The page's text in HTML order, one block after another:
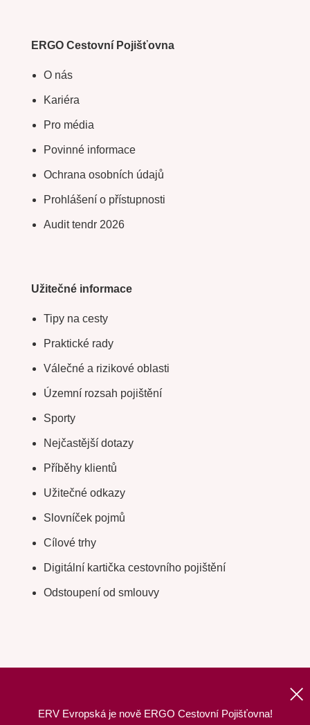
ERV Evropská je nově ERGO Cestovní Pojišťovna!
ERGO Cestovní Pojišťovna
O nás
Kariéra
Pro média
Povinné informace
Ochrana osobních údajů
Prohlášení o přístupnosti
Audit tendr 2026
Užitečné informace
Tipy na cesty
Praktické rady
Válečné a rizikové oblasti
Územní rozsah pojištění
Sporty
Nejčastější dotazy
Příběhy klientů
Užitečné odkazy
Slovníček pojmů
Cílové trhy
Digitální kartička cestovního pojištění
Odstoupení od smlouvy